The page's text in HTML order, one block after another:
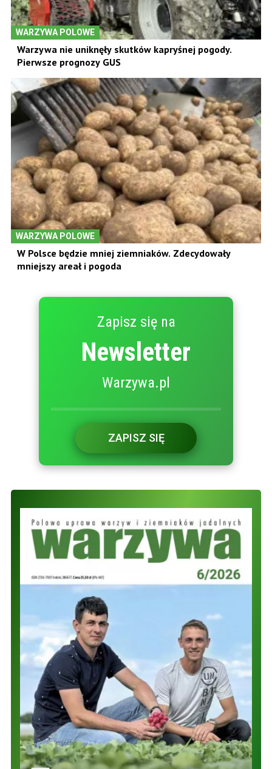
WARZYWA POLOWE
Warzywa nie uniknęły skutków kapryśnej pogody.
Pierwsze prognozy GUS
WARZYWA POLOWE
W Polsce będzie mniej ziemniaków. Zdecydowały
mniejszy areał i pogoda
Zapisz się na
Newsletter
Warzywa.pl
ZAPISZ SIĘ